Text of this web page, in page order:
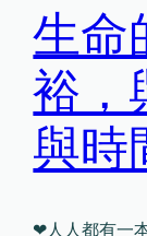
生命
裕，
與時
❤人人都有一